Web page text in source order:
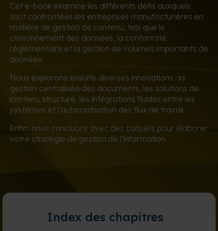
Cet e-book examine les différents défis auxquels
sont confrontées les entreprises manufacturières en
matière de gestion de contenu, tels que le
cloisonnement des données, la conformité
réglementaire et la gestion de volumes importants de
données.
Nous explorons ensuite diverses innovations : la
gestion centralisée des documents, les solutions de
contenu structuré, les intégrations fluides entre les
systèmes et l’automatisation des flux de travail.
Enfin, nous concluons avec des conseils pour élaborer
votre stratégie de gestion de l’information.
Index des chapitres